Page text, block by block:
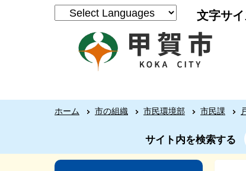
文字サ
ホーム 市の組織 市民環境部 市民課
サイト内を検索する